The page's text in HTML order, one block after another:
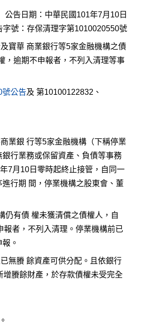
公告日期：中華民國101年7月10日
字號：存保清理字第1010020550號
寶華 商業銀行等5家金融機構之債
，逾期不申報者，不列入清理等事
號公告及 第10100122832、
業銀 行等5家金融機構（下稱停業
行業務或保留資產、負債等事務
7月10日零時起終止接管，自同一
行期 間，停業機構之股東會、董
仍有債 權未獲清償之債權人，自
者，不列入清理。停業機構前已
。
無賸 餘資產可供分配。且依銀行
賸餘財產，於存款債權未受完全